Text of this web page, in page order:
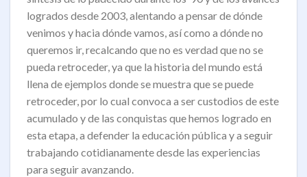
logrados desde 2003, alentando a pensar de dónde
venimos y hacia dónde vamos, así como a dónde no
queremos ir, recalcando que no es verdad que no se
pueda retroceder, ya que la historia del mundo está
llena de ejemplos donde se muestra que se puede
retroceder, por lo cual convoca a ser custodios de este
acumulado y de las conquistas que hemos logrado en
esta etapa, a defender la educación pública y a seguir
trabajando cotidianamente desde las experiencias
para seguir avanzando.